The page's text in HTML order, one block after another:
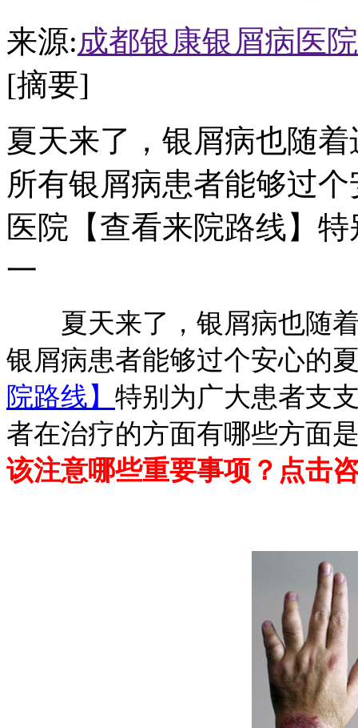
来源:成都银康银屑病医院
[摘要]
夏天来了，银屑病也随
所有银屑病患者能够过
医院【查看来院路线】
一
夏天来了，银屑病也随着
银屑病患者能够过个安心的
院路线】 特别为广大患者支
者在治疗的方面有哪些方面
该注意哪些重要事项？点击